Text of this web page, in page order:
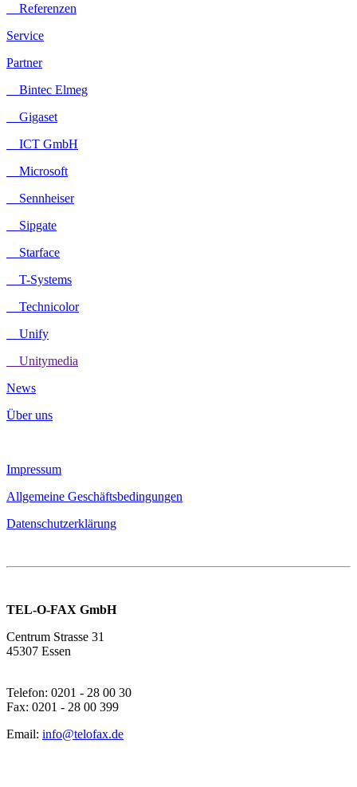
Referenzen
Service
Partner
Bintec Elmeg
Gigaset
ICT GmbH
Microsoft
Sennheiser
Sipgate
Starface
T-Systems
Technicolor
Unify
Unitymedia
News
Über uns
Impressum
Allgemeine Geschäftsbedingungen
Datenschutzerklärung
TEL-O-FAX GmbH
Centrum Strasse 31
45307 Essen
Telefon: 0201 - 28 00 30
Fax: 0201 - 28 00 399
Email: info@telofax.de